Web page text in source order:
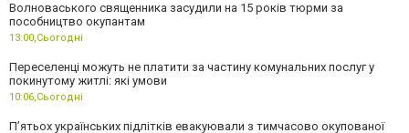
Волноваського священника засудили на 15 років тюрми за
пособництво окупантам
13:00,Сьогодні
Переселенці можуть не платити за частину комунальних послуг у
покинутому житлі: які умови
10:06,Сьогодні
П’ятьох українських підлітків евакуювали з тимчасово окупованої